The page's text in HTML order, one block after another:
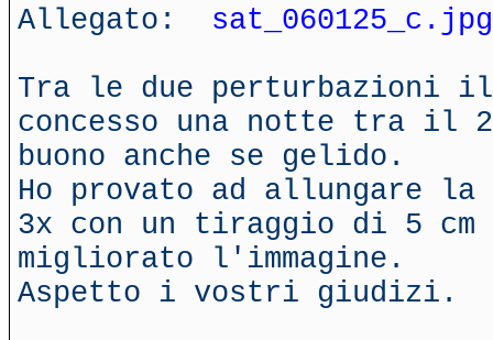
Allegato: sat_060125_c.jpg
Tra le due perturbazioni
concesso una notte tra il
buono anche se gelido.
Ho provato ad allungare
3x con un tiraggio di 5 cm
migliorato l'immagine.
Aspetto i vostri giudizi.